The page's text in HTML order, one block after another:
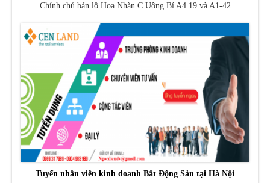
Chính chủ bán lô Hoa Nhàn C Uông Bí A4.19 và A1-42
Tuyển nhân viên kinh doanh Bất Động Sản tại Hà Nội